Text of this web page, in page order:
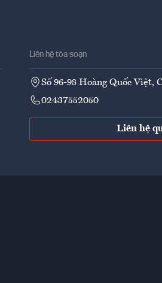
Liên hệ tòa soạn
Số 96-98 Hoàng Quốc Việt,
02437552050
Liên hệ